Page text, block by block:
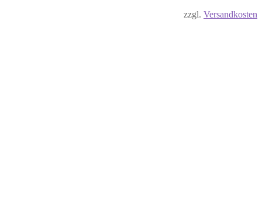
zzgl. Versandkosten